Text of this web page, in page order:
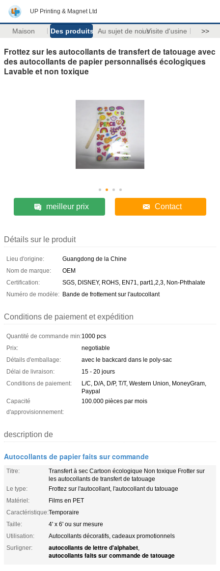
UP Printing & Magnet Ltd
Maison Des produits Au sujet de nousVisite d'usine >>
Frottez sur les autocollants de transfert de tatouage avec
des autocollants de papier personnalisés écologiques
Lavable et non toxique
meilleur prix Contact
Détails sur le produit
Lieu d'origine:
Guangdong de la Chine
Nom de marque:
OEM
Certification:
SGS, DISNEY, ROHS, EN71, part1,2,3, Non-Phthalate
Numéro de modèle: Bande de frottement sur l'autocollant
Conditions de paiement et expédition
Quantité de commande min:1000 pcs
Prix:
negotiable
Détails d'emballage:
avec le backcard dans le poly-sac
Délai de livraison:
15 - 20 jours
Conditions de paiement:
L/C, D/A, D/P, T/T, Western Union, MoneyGram,
Paypal
Capacité
d'approvisionnement:
100.000 pièces par mois
description de
Autocollants de papier faits sur commande
Titre:
Transfert à sec Cartoon écologique Non toxique Frotter sur
les autocollants de transfert de tatouage
Le type:
Frottez sur l'autocollant, l'autocollant du tatouage
Matériel:
Films en PET
Caractéristique:Temporaire
Taille:
4' x 6' ou sur mesure
Utilisation:
Autocollants décoratifs, cadeaux promotionnels
Surligner:
autocollants de lettre d'alphabet,
autocollants faits sur commande de tatouage